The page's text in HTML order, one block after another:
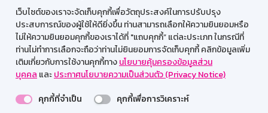
เว็บไซต์ของเราจะจัดเก็บคุกกี้เพื่อวัตถุประสงค์ในการปรับปรุง
ประสบการณ์ของผู้ใช้ให้ดียิ่งขึ้น ท่านสามารถเลือกให้ความยินยอมหรือ
ไม่ให้ความยินยอมคุกกี้ของเราได้ที่ "แถบคุกกี้” แต่ละประเภท ในกรณีที่
ท่านไม่ทำการเลือกจะถือว่าท่านไม่ยินยอมการจัดเก็บคุกกี้ คลิกข้อมูลเพิ่ม
เติมเกี่ยวกับการใช้งานคุกกี้ทางนโยบายคุ้มครองข้อมูลส่วน
บุคคล และประกาศนโยบายความเป็นส่วนตัว (Privacy Notice)
คุกกี้ที่จำเป็น
คุกกี้เพื่อการวิเคราะห์
สำหรับพนักงาน
Web HR
GSB Wisdom
M-Search
เข้าสู่ระบบเน็ตเมล